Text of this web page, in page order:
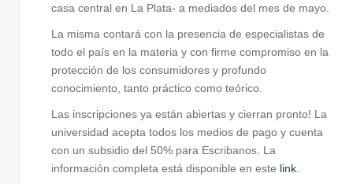
casa central en La Plata- a mediados del mes de mayo.
La misma contará con la presencia de especialistas de
todo el país en la materia y con firme compromiso en la
protección de los consumidores y profundo
conocimiento, tanto práctico como teórico.
Las inscripciones ya están abiertas y cierran pronto! La
universidad acepta todos los medios de pago y cuenta
con un subsidio del 50% para Escribanos. La
información completa está disponible en este link